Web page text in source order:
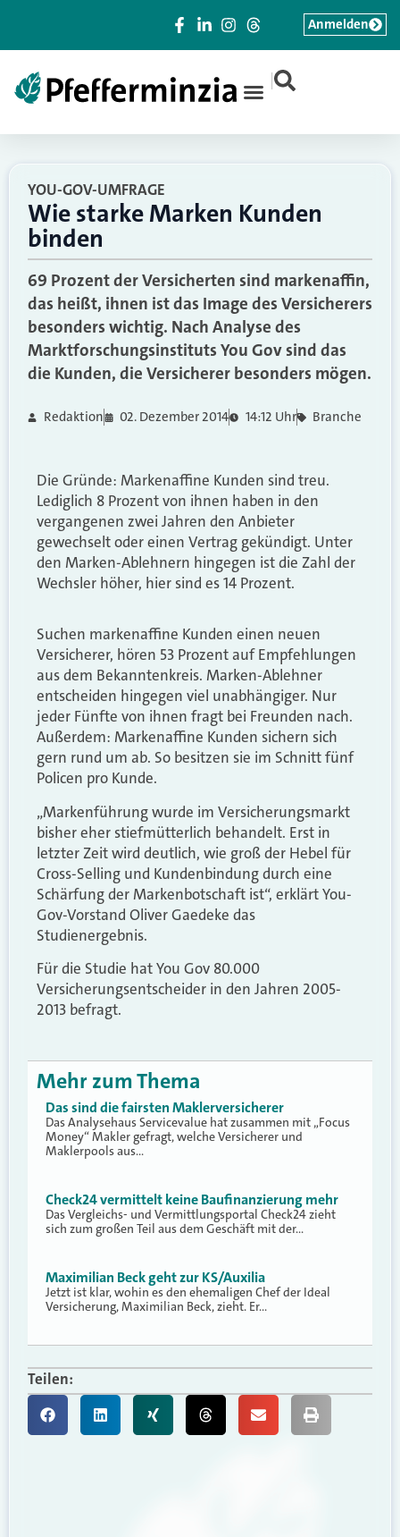
|
Anmelden
YOU-GOV-UMFRAGE
Wie starke Marken Kunden
binden
69 Prozent der Versicherten sind markenaffin,
das heißt, ihnen ist das Image des Versicherers
besonders wichtig. Nach Analyse des
Marktforschungsinstituts You Gov sind das
die Kunden, die Versicherer besonders mögen.
Redaktion 02. Dezember 2014 14:12 Uhr Branche
Die Gründe: Markenaffine Kunden sind treu.
Lediglich 8 Prozent von ihnen haben in den
vergangenen zwei Jahren den Anbieter
gewechselt oder einen Vertrag gekündigt. Unter
den Marken-Ablehnern hingegen ist die Zahl der
Wechsler höher, hier sind es 14 Prozent.
Suchen markenaffine Kunden einen neuen
Versicherer, hören 53 Prozent auf Empfehlungen
aus dem Bekanntenkreis. Marken-Ablehner
entscheiden hingegen viel unabhängiger. Nur
jeder Fünfte von ihnen fragt bei Freunden nach.
Außerdem: Markenaffine Kunden sichern sich
gern rund um ab. So besitzen sie im Schnitt fünf
Policen pro Kunde.
„Markenführung wurde im Versicherungsmarkt
bisher eher stiefmütterlich behandelt. Erst in
letzter Zeit wird deutlich, wie groß der Hebel für
Cross-Selling und Kundenbindung durch eine
Schärfung der Markenbotschaft ist“, erklärt You-
Gov-Vorstand Oliver Gaedeke das
Studienergebnis.
Für die Studie hat You Gov 80.000
Versicherungsentscheider in den Jahren 2005-
2013 befragt.
Mehr zum Thema
Das sind die fairsten Maklerversicherer
Das Analysehaus Servicevalue hat zusammen mit „Focus
Money“ Makler gefragt, welche Versicherer und
Maklerpools aus…
Check24 vermittelt keine Baufinanzierung mehr
Das Vergleichs- und Vermittlungsportal Check24 zieht
sich zum großen Teil aus dem Geschäft mit der…
Maximilian Beck geht zur KS/Auxilia
Jetzt ist klar, wohin es den ehemaligen Chef der Ideal
Versicherung, Maximilian Beck, zieht. Er…
Teilen: